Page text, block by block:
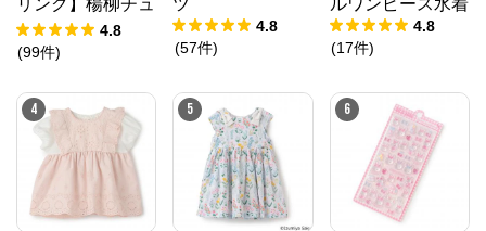
リンク】楊柳チュ
ニック
4.8
(99件)
ツ
4.8
(57件)
ルワンピース水着
4.8
(17件)
4 5 6
ナルミヤオンライン
公式ECサイト
※外部サイトが開きます
ナルミヤオンラインからのコメント
ナルミヤオンライン公式通販ショップ。人気子供服メ